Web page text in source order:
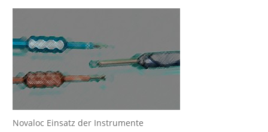
Novaloc Einsatz der Instrumente